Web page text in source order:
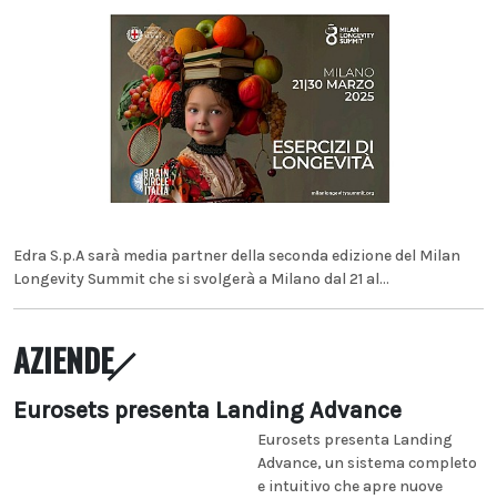
Edra S.p.A sarà media partner della seconda edizione del Milan
Longevity Summit che si svolgerà a Milano dal 21 al...
AZIENDE
Eurosets presenta Landing Advance
Eurosets presenta Landing
Advance, un sistema completo
e intuitivo che apre nuove